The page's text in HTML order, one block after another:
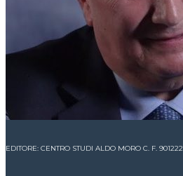
EDITORE: CENTRO STUDI ALDO MORO C. F.